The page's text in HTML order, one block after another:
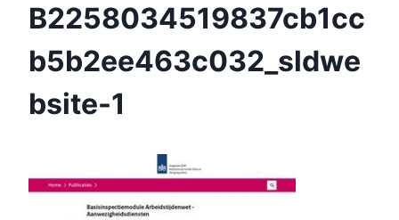
B2258034519837cb1cc
B5b2ee463c032_sldwe
Bsite-1